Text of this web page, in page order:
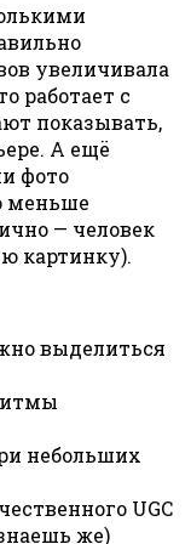
увеличивала
работает с
показывать,
А ещё
фото
меньше
— человек
картинку).
выделиться
небольших
UGC
же)